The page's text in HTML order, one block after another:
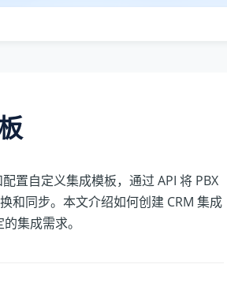
置自定义集成模板，通过 API 将 PBX
和同步。本文介绍如何创建 CRM 集成
集成需求。